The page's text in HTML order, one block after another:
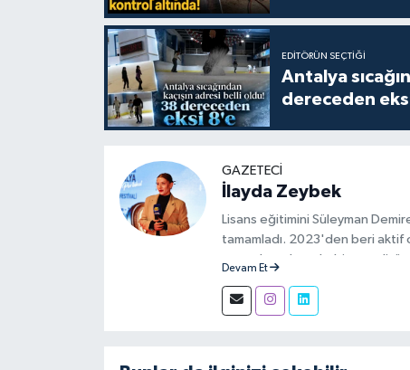
EDITÖRÜN SEÇTIĞI
Antalya
dereceden
GAZETECI
İlayda Zeybek
Lisans eğitimini Süleyman
tamamladı. 2023'den beri aktif
aşamalarında muhabir ve editör
Devam Et